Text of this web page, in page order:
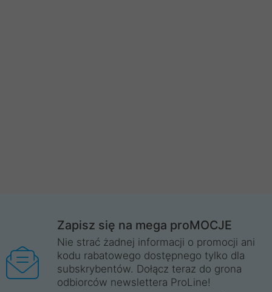
Zapisz się na mega proMOCJE
Nie strać żadnej informacji o promocji ani
kodu rabatowego dostępnego tylko dla
subskrybentów. Dołącz teraz do grona
odbiorców newslettera ProLine!